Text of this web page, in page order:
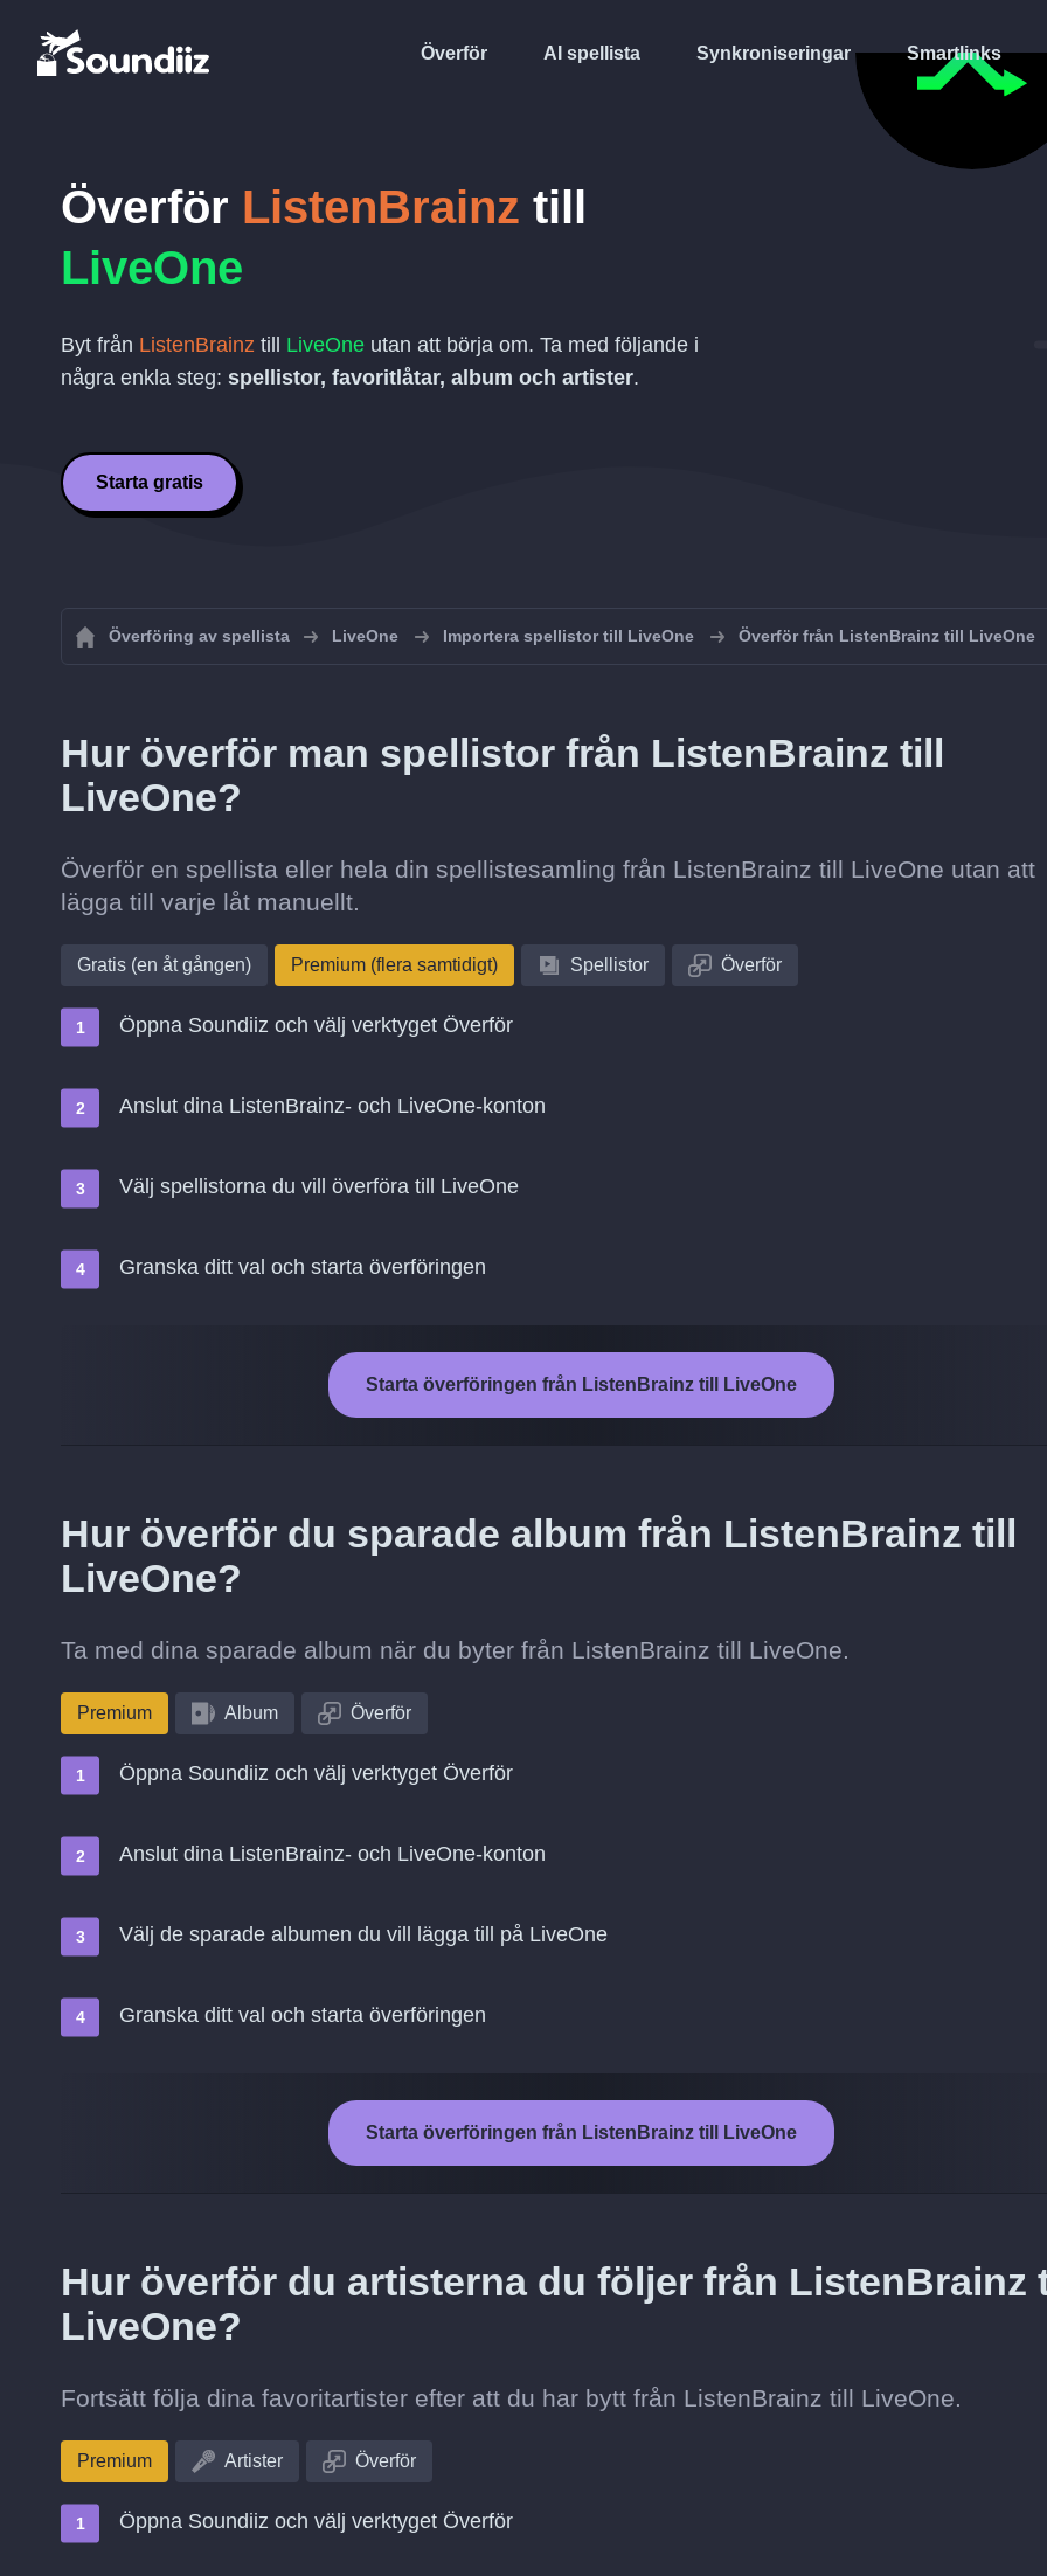
Överför AI spellista Synkroniseringar Smartlinks
Överför ListenBrainz till
LiveOne
Byt från ListenBrainz till LiveOne utan att börja om. Ta med följande i
några enkla steg: spellistor, favoritlåtar, album och artister.
Starta gratis
Överföring av spellista LiveOne Importera spellistor till LiveOne Överför från ListenBrainz till LiveOne
Hur överför man spellistor från ListenBrainz till
LiveOne?
Överför en spellista eller hela din spellistesamling från ListenBrainz till LiveOne utan att
lägga till varje låt manuellt.
Gratis (en åt gången) Premium (flera samtidigt) Spellistor Överför
Öppna Soundiiz och välj verktyget Överför
Anslut dina ListenBrainz- och LiveOne-konton
Välj spellistorna du vill överföra till LiveOne
Granska ditt val och starta överföringen
Starta överföringen från ListenBrainz till LiveOne
Hur överför du sparade album från ListenBrainz till
LiveOne?
Ta med dina sparade album när du byter från ListenBrainz till LiveOne.
Premium Album Överför
Öppna Soundiiz och välj verktyget Överför
Anslut dina ListenBrainz- och LiveOne-konton
Välj de sparade albumen du vill lägga till på LiveOne
Granska ditt val och starta överföringen
Starta överföringen från ListenBrainz till LiveOne
Hur överför du artisterna du följer från ListenBrainz
LiveOne?
Fortsätt följa dina favoritartister efter att du har bytt från ListenBrainz till LiveOne.
Premium Artister Överför
Öppna Soundiiz och välj verktyget Överför